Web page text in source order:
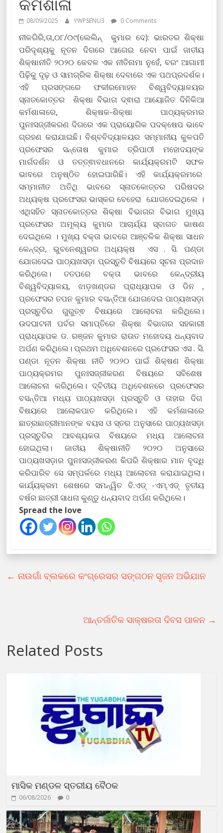
08/09/2025 YWPSENU3 0 Comments
ନୀଳଗିରି,ତା,୦୮/୦୯(ଲେଲିନ୍ କୁମାର ଦେ): ଭାରତର ଶିକ୍ଷା
ପରିଦୃଶ୍ୟକୁ ନୂତନ ଦିଗରେ ଆଗେଇ ନେବା ପାଇଁ ଜାତୀୟ
ଶିକ୍ଷାନୀତି ୨୦୨୦ କେବଳ ଏକ ନୀତିନାମା ନୁହେଁ, ବରଂ ଆଗାମୀ
ପିଢ଼ିକୁ ଦୃଢ଼ ଓ ସାମଗ୍ରିକ ଶିକ୍ଷା ଦେବାରେ ଏକ ପଥପ୍ରଦର୍ଶକ।
ଏହି ପ୍ରସଙ୍ଗରେ ଫକୀରମୋହନ ବିଶ୍ୱବିଦ୍ୟାଳୟର
ସ୍ନାତକୋତ୍ତର ଶିକ୍ଷା ବିଭାଗ ଦ୍ଵାରା ଆୟୋଜିତ ଦିନିକିଆ
କର୍ମଶାଳାରେ, ଶିକ୍ଷକ-ଶିକ୍ଷା ପାଠ୍ୟକ୍ରମର
ପୁନଃସଜ୍ଜୀକରଣ ଦିଗରେ ଏକ ପ୍ରାୟୋଗିକ ପଦକ୍ଷେପ ଭାବେ
ଗ୍ରହଣ କରାଯାଇଛି। ବିଶ୍ବବିଦ୍ୟାଳୟର ସମ୍ମାନୀୟ କୁଳପତି
ପ୍ରଫେସର ସନ୍ତୋଷ କୁମାର ତ୍ରିପାଠୀ ମହୋଦୟଙ୍କ
ମାର୍ଗଦର୍ଶନ ଓ ତତ୍ତ୍ଵାବଧାନରେ କାର୍ଯ୍ୟକ୍ରମଟି ସଫଳ
ଭାବରେ ଅନୁଷ୍ଠିତ ହୋଇପାରିଛି। ଏହି କାର୍ଯ୍ୟକ୍ରମରେ
ସମ୍ମାନୀତ ଅତିଥି ଭାବରେ ସ୍ନାତକୋତ୍ତର ପରିଷଦର
ଅଧ୍ୟକ୍ଷ ପ୍ରଫେସର ଭାସ୍କର ବେହେରା ଯୋଗଦେଇଥିଲେ ।
ଏଥିସହିତ ସ୍ନାତକୋତ୍ତର ଶିକ୍ଷା ବିଭାଗର ବିଭାଗ ମୁଖ୍ୟ
ପ୍ରଫେସର ଅମୂଲ୍ୟ କୁମାର ଆଚାର୍ଯ୍ୟ ସ୍ବାଗତ ଭାଷଣ
ଦେଇଥିଲେ । ମୁଖ୍ୟ ବକ୍ତା ଭାବରେ ଆଞ୍ଚଳିକ ଶିକ୍ଷା ସାଧନ
କେନ୍ଦ୍ର, ଭୁବନେଶ୍ୱରର‌ ଅଧ୍ୟକ୍ଷ ଏସ . ସି. ପଣ୍ଡା
ଯୋଗଦେଇ ପାଠ୍ୟଖସଡ଼ା ପ୍ରସ୍ତୁତି ବିଷୟରେ ସୂଚନା ପ୍ରଦାନ
କରିଥିଲେ। ତତପରେ ବକ୍ତା ଭାବରେ କେନ୍ଦ୍ରୀୟ
ବିଶ୍ୱବିଦ୍ୟାଳୟ, ଝାଡ଼ଖଣ୍ଡର ପ୍ରାଧ୍ୟାପକ ଓ ଡିନ ,
ପ୍ରଫେସର ତପନ କୁମାର ବସନ୍ତିଆ ଯୋଗଦେଇ ପାଠ୍ୟଖସଡ଼ା
ପ୍ରସ୍ତୁତିର ଗୁରୁତ୍ଵ ବିଷୟରେ ଆଲୋଚନା କରିଥିଲେ।
ଉଦଘାଟନୀ ପର୍ବର ସମାପ୍ତିରେ ଶିକ୍ଷା ବିଭାଗର ସହକାରୀ
ପ୍ରାଧ୍ୟାପକ ଡ. ରଞ୍ଜନ କୁମାର ରାଉତ ମହୋଦୟ ଧନ୍ୟବାଦ
ଅର୍ପଣ କରିଥିଲେ। ପ୍ରଥମ ଅଧିବେଶନରେ ପ୍ରଫେସର ଏସ . ସି.
ପଣ୍ଡା ନୂତନ ଶିକ୍ଷା ନୀତି ୨୦୨୦ ପାଇଁ ଶିକ୍ଷଣ ଶିକ୍ଷା
ପାଠ୍ୟକ୍ରମର ପୁନଃସଜ୍ଜୀକରଣ ବିଷୟରେ ସବିଶେଷ
ଆଲୋଚନା କରିଥିଲେ। ଦ୍ବିତୀୟ ଅଧିବେଶନରେ ପ୍ରଫେସର
ବସନ୍ତିଆ ମଧ୍ୟ ପାଠ୍ୟଖସଡ଼ା ପ୍ରସ୍ତୁତି ଓ ତାହାର ଦିଗ
ବିଷୟରେ ଆଲୋକପାତ କରିଥିଲେ। ଏହି କର୍ମଶାଳାରେ
ଛାତ୍ରଛାତ୍ରୀମାନଙ୍କ ବୟସ ଓ ସ୍ତର ଅନୁସାରେ ପାଠ୍ୟଖସଡ଼ା
ପ୍ରସ୍ତୁତିର ଆବଶ୍ୟକତା ବିଷୟରେ ମଧ୍ୟ ଆଲୋଚନା
ହୋଇଥିଲା। ଜାତୀୟ ଶିକ୍ଷାନୀତି ୨୦୨୦ ଅନୁସାରେ
ପାଠ୍ୟଖସଡ଼ାର ପୁନଃସଜ୍ଜୀକରଣ କିପରି ଶିକ୍ଷାର ମାନ ବୃଦ୍ଧି
କରିପାରିବ ସେ ସମ୍ପର୍କରେ ମଧ୍ୟ ଆଲୋଚନା କରାଯାଇଥିଲା।
କାର୍ଯ୍ୟକ୍ରମ ଶେଷରେ ସମନ୍ୱିତ ବି.ଏଡ୍ -ଏମ୍.ଏଡ୍ ତୃତୀୟ
ବର୍ଷର‌ ଛାତ୍ରୀ ସାଧନା କୁଣ୍ଡୁ ଧନ୍ୟବାଦ ଅର୍ପଣ କରିଥିଲେ।
Spread the love
← ନାଉଗାଁ ବ୍ଲକରେ କଂଗ୍ରେସର ସଙ୍ଗଠନ ସୃଜନ ଅଭିଯାନ
ଆନ୍ତର୍ଜାତିକ ସାକ୍ଷରତା ଦିବସ ପାଳନ →
Related Posts
ମାସିକ ମଣ୍ଡଳ ସ୍ତରୀୟ ବୈଠକ
06/08/2026 0